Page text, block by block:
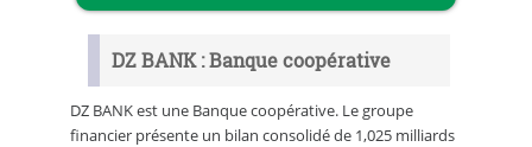
DZ BANK : Banque coopérative
DZ BANK est une Banque coopérative. Le groupe
financier présente un bilan consolidé de 1,025 milliards